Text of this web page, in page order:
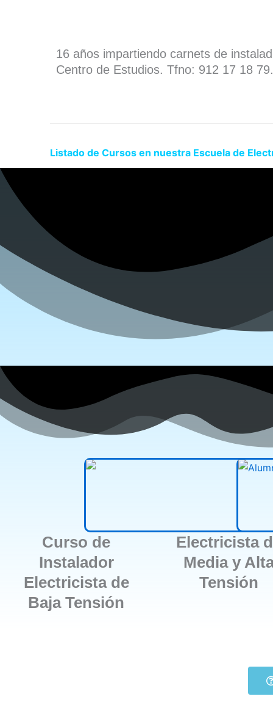
16 años impartiendo carnets de
Centro de Estudios. Tfno: 912 17 18 79.
Listado de Cursos en nuestra Escuela de
Curso de
Instalador
Electricista de
Baja Tensión
Electricista
Media y
Tensión